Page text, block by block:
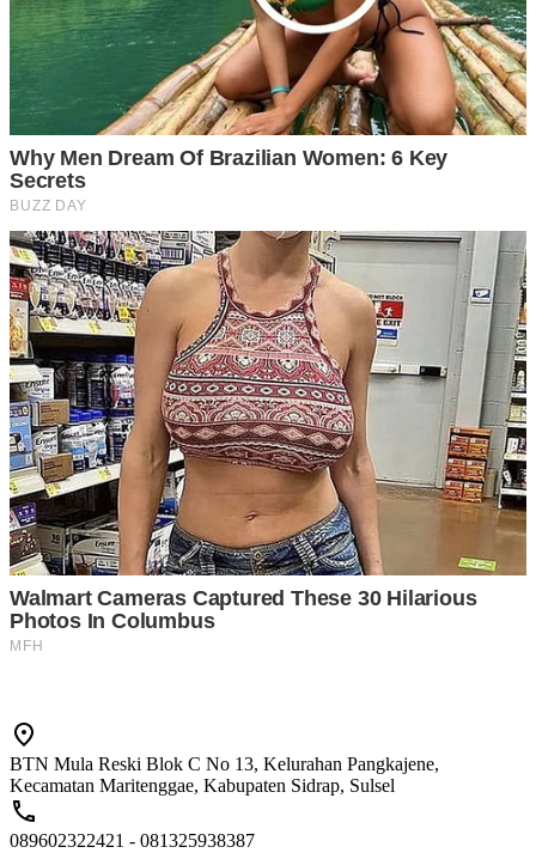
BTN Mula Reski Blok C No 13, Kelurahan Pangkajene,
Kecamatan Maritenggae, Kabupaten Sidrap, Sulsel
089602322421 - 081325938387